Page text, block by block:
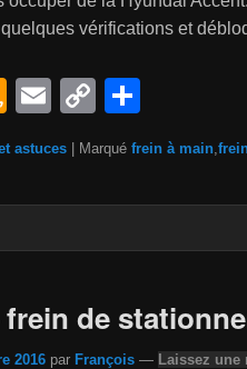
vérifications et
A
a
z
W
is
E
ail
C
p
y
k
ar
ta
g
astuces Marqué frein à main
de
2016 par François — Laissez une